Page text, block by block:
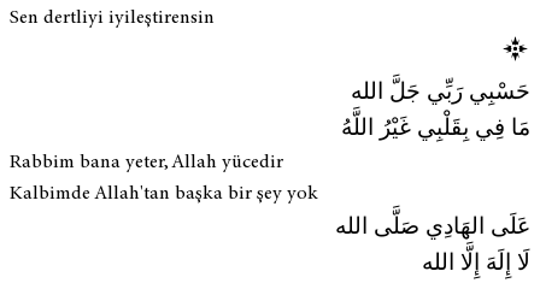
Sen dertliyi iyileştirensin
حَسْبِي رَبِّي جَلَّ الله
مَا فِي بِقَلْبِي غَيْرُ اللَّهُ
Rabbim bana yeter, Allah yücedir
Kalbimde Allah'tan başka bir şey yok
عَلَى الهَادِي صَلَّى الله
لَا إِلَهَ إِلَّا الله